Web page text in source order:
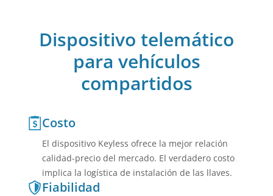
Dispositivo telemático
para vehículos
compartidos
Costo
El dispositivo Keyless ofrece la mejor relación
calidad-precio del mercado. El verdadero costo
implica la logística de instalación de las llaves.
Fiabilidad